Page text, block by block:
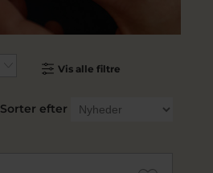
Vis alle filtre
Sorter efter